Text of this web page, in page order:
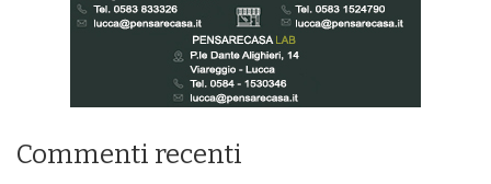
Commenti recenti